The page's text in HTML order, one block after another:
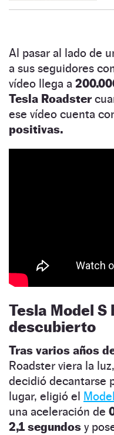
Al pasar al lado de
a sus seguidores
vídeo llega a
Tesla Roadster
ese vídeo cuenta
positivas.
Tesla Model S
descubierto
Tras varios años
Roadster viera la luz,
decidió decantarse
lugar, eligió el
una aceleración de
2,1 segundos y